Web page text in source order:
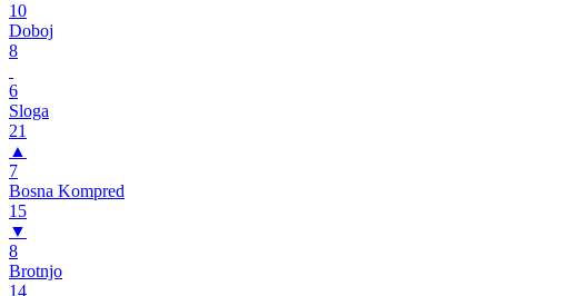
10
Doboj
8
6
Sloga
21
▲
7
Bosna Kompred
15
▼
8
Brotnjo
14